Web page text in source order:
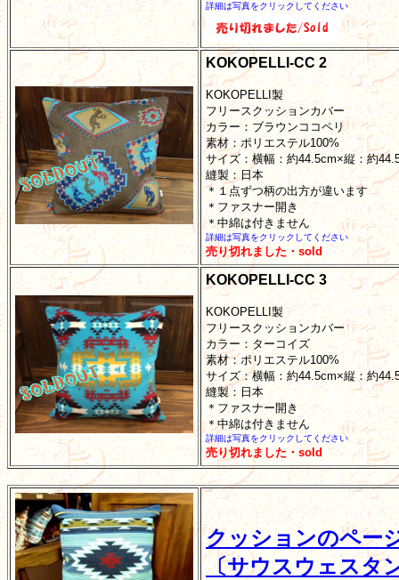
詳細は写真をクリックしてください
KOKOPELLI-CC 2
KOKOPELLI製
フリースクッションカバー
カラー：ブラウンココペリ
素材：ポリエステル100%
サイズ：横幅：約44.5cm×縦：約
縫製：日本
＊１点ずつ柄の出方が違います
＊ファスナー開き
＊中綿は付きません
詳細は写真をクリックしてください
売り切れました・sold
KOKOPELLI-CC 3
KOKOPELLI製
フリースクッションカバー
カラー：ターコイズ
素材：ポリエステル100%
サイズ：横幅：約44.5cm×縦：約
縫製：日本
＊ファスナー開き
＊中綿は付きません
詳細は写真をクリックしてください
売り切れました・sold
クッションのペー
〔サウスウェスタ